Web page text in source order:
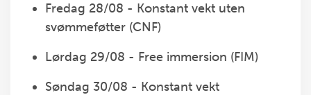
Fredag 28/08 - Konstant vekt uten
svømmeføtter (CNF)
Lørdag 29/08 - Free immersion (FIM)
Søndag 30/08 - Konstant vekt